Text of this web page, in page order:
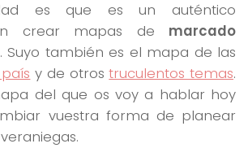
es que es un auténtico
crear mapas de marcado
. Suyo también es el mapa de las
y de otrostruculentos temas.
del que os voy a hablar hoy
vuestra forma de planear